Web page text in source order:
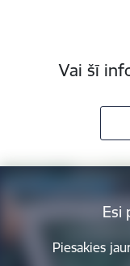
Vai šī
Esi
Piesakies